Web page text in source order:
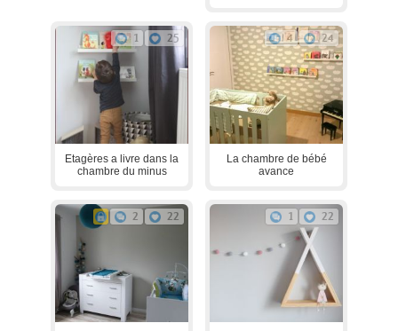
1 25
Etagères a livre dans la
chambre du minus
4 24
La chambre de bébé
avance
2 22 1 22